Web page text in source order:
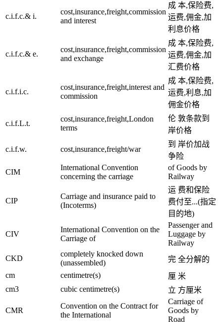
c.i.f.c.& i.
cost,insurance,freight,commission
and interest
成 本,保险费,
运费,佣金,加
利息价格
c.i.f.c.& e.
cost,insurance,freight,commission
and exchange
成 本,保险费,
运费,佣金,加
汇费价格
c.i.f.i.c.
cost,insurance,freight,interest and
commission
成 本,保险费,
运费,利息,加
佣金价格
c.i.f.L.t.
cost,insurance,freight,London
terms
伦 敦条款到
岸价格
c.i.f.w. cost,insurance,freight/war
到 岸价加战
争险
CIM
International Convention
concerning the carriage
of Goods by
Railway
CIP
Carriage and insurance paid to
(Incoterms)
运 费和保险
费付至...(指定
目的地)
CIV
International Convention on the
Carriage of
Passenger and
Luggage by
Railway
CKD
completely knocked down
(unassembled)
完 全分解的
cm
centimetre(s)
厘 米
cm3
cubic centimetre(s) 立 方厘米
CMR
Convention on the Contract for
the International
Carriage of
Goods by
Road